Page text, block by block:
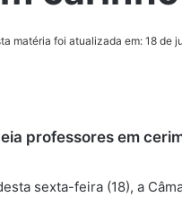
matéria foi atualizada em: 18 de
professores em
sexta-feira (18), a